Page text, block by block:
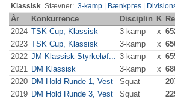
Klassisk Stævner: 3-kamp Bænkpres
År Konkurrence Disciplin K
2024 TSK Cup, Klassisk 3-kamp x
2023 TSK Cup, Klassisk 3-kamp x
2022 JM Klassisk Styrkeløf... 3-kamp x
2021 DM Klassisk 3-kamp x
2020 DM Hold Runde 1, Vest Squat
2019 DM Hold Runde 3, Vest Squat